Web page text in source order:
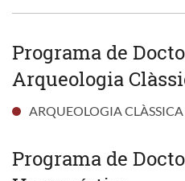
Programa de
Arqueologia
ARQUEOLOGIA CLÀSSICA
Programa de